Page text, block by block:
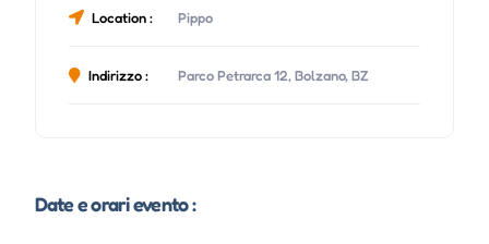
Location : Pippo
Indirizzo : Parco Petrarca 12, Bolzano, BZ
Date e orari evento :